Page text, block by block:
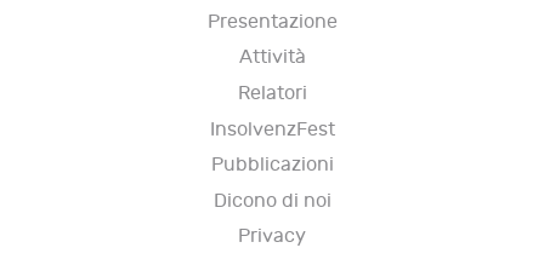
Presentazione
Attività
Relatori
InsolvenzFest
Pubblicazioni
Dicono di noi
Privacy